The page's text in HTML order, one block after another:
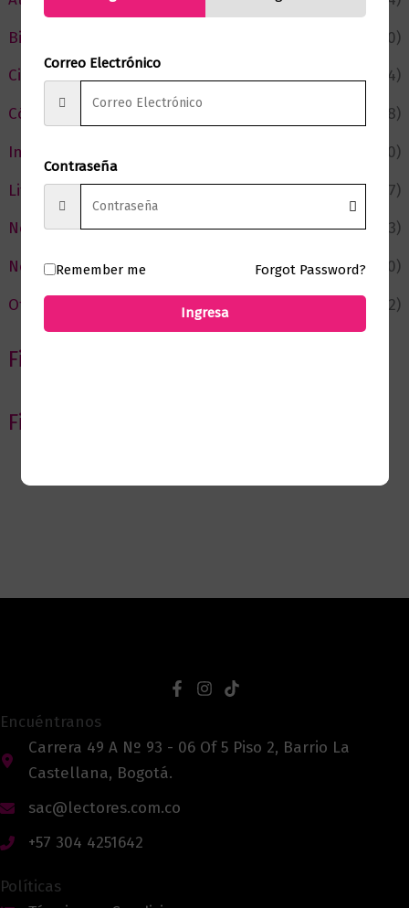
Bienestar
(230)
Ciencia y Conocimiento
(74)
Cómic y Fantasía
(88)
Infantil y Juvenil
(210)
Literatura
(367)
Negocios
(43)
Novedades
(110)
Ofertas
(12)
Filtrar por Autor
Filtrar por editorial
Encuéntranos
Carrera 49 A Nº 93 - 06 Of 5 Piso 2, Barrio La
Castellana, Bogotá.
sac@lectores.com.co
+57 304 4251642
Políticas
Correo Electrónico
Contraseña
Remember me Forgot Password?
Ingresa